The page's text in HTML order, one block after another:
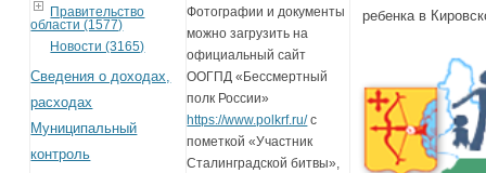
Правительство
области (1577)
Новости (3165)
Сведения о доходах,
расходах
Муниципальный
контроль
Фотографии и документы
можно загрузить на
официальный сайт
ООГПД «Бессмертный
полк России»
https://www.polkrf.ru/с
пометкой «Участник
Сталинградской битвы»,
ребенка в